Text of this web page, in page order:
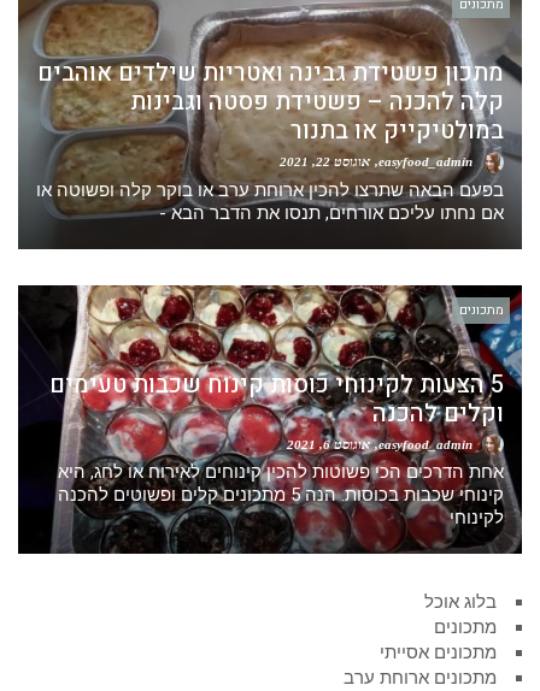
מתכונים
מתכון פשטידת גבינה ואטריות שילדים אוהבים
קלה להכנה – פשטידת פסטה וגבינות
במולטיקייק או בתנור
אוגוסט 22, 2021
בפעם הבאה שתרצו להכין ארוחת ערב או בוקר קלה ופשוטה או
אם נחתו עליכם אורחים, תנסו את הדבר הבא -
מתכונים
5 הצעות לקינוחי כוסות קינוח שכבות טעימים
וקלים להכנה
easyfood_admin אוגוסט 6, 2021
אחת הדרכים הכי פשוטות להכין קינוחים לאירוח או לחג, היא
קינוחי שכבות בכוסות. הנה 5 מתכונים קלים ופשוטים להכנה
לקינוחי
בלוג אוכל
מתכונים
מתכונים אסייתי
מתכונים ארוחת ערב